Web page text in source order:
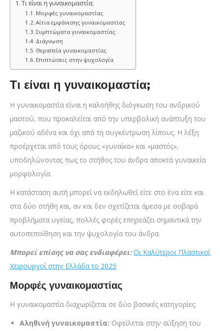
Τι είναι η γυναικομαστία;
Μορφές γυναικομαστίας
Αίτια εμφάνισης γυναικομαστίας
Συμπτώματα γυναικομαστίας
Διάγνωση
Θεραπεία γυναικομαστίας
Επιπτώσεις στην ψυχολογία
Τι είναι η γυναικομαστία;
Η γυναικομαστία είναι η καλοήθης διόγκωση του ανδρικού
μαστού, που προκαλείται από την υπερβολική ανάπτυξη του
μαζικού αδένα και όχι από τη συγκέντρωση λίπους. Η λέξη
προέρχεται από τους όρους «γυναίκα» και «μαστός»,
υποδηλώνοντας πως το στήθος του άνδρα αποκτά γυναικεία
μορφολογία.
Η κατάσταση αυτή μπορεί να εκδηλωθεί είτε στο ένα είτε και
στα δύο στήθη και, αν και δεν σχετίζεται άμεσα με σοβαρά
προβλήματα υγείας, πολλές φορές επηρεάζει σημαντικά την
αυτοπεποίθηση και την ψυχολογία του άνδρα.
Μπορεί επίσης να σας ενδιαφέρει: Οι Καλύτεροι Πλαστικοί
Χειρουργοί στην Ελλάδα το 2025
Μορφές γυναικομαστίας
Η γυναικομαστία διαχωρίζεται σε δύο βασικές κατηγορίες:
Αληθινή γυναικομαστία: Οφείλεται στην αύξηση του